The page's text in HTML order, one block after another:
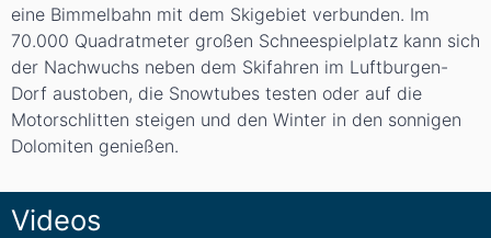
eine Bimmelbahn mit dem Skigebiet verbunden. Im
70.000 Quadratmeter großen Schneespielplatz kann sich
der Nachwuchs neben dem Skifahren im Luftburgen-
Dorf austoben, die Snowtubes testen oder auf die
Motorschlitten steigen und den Winter in den sonnigen
Dolomiten genießen.
Videos